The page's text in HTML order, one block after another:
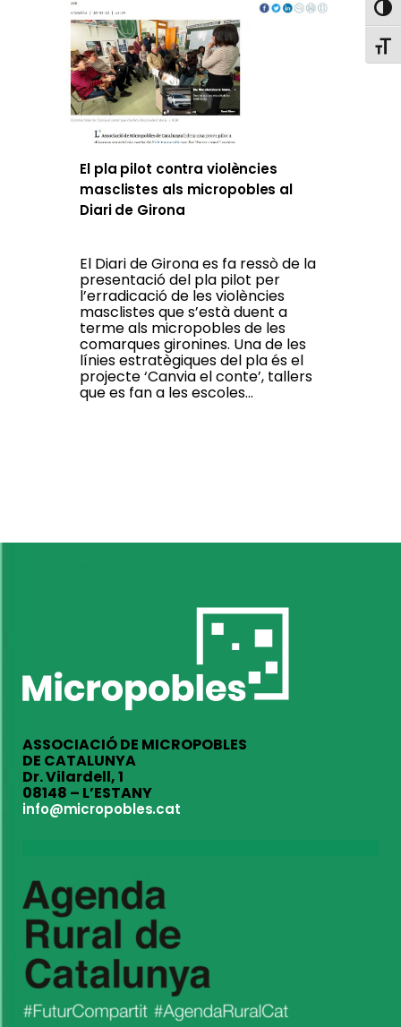
El pla pilot contra violències
masclistes als micropobles al
Diari de Girona
El Diari de Girona es fa ressò de la
presentació del pla pilot per
l’erradicació de les violències
masclistes que s’està duent a
terme als micropobles de les
comarques gironines. Una de les
línies estratègiques del pla és el
projecte ‘Canvia el conte’, tallers
que es fan a les escoles...
ASSOCIACIÓ DE MICROPOBLES
DE CATALUNYA
Dr. Vilardell, 1
08148 – L’ESTANY
info@micropobles.cat